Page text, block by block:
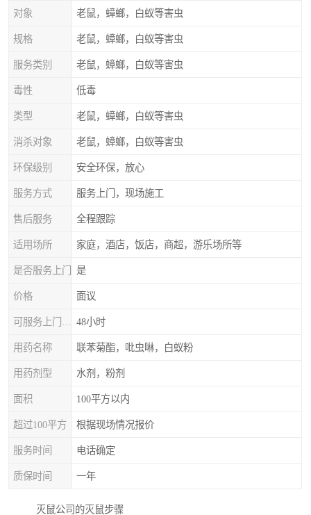
对象 老鼠，蟑螂，白蚁等害虫
规格 老鼠，蟑螂，白蚁等害虫
服务类别 老鼠，蟑螂，白蚁等害虫
毒性 低毒
类型 老鼠，蟑螂，白蚁等害虫
消杀对象 老鼠，蟑螂，白蚁等害虫
环保级别 安全环保，放心
服务方式 服务上门，现场施工
售后服务 全程跟踪
适用场所 家庭，酒店，饭店，商超，游乐场所等
是否服务上门 是
价格 面议
48小时
用药名称 联苯菊酯，吡虫啉，白蚁粉
用药剂型 水剂，粉剂
面积 100平方以内
超过100平方 根据现场情况报价
服务时间 电话确定
质保时间 一年
灭鼠公司的灭鼠步骤